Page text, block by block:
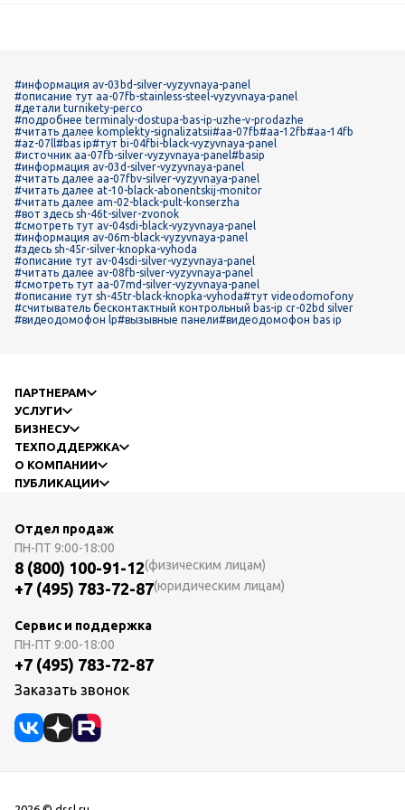
#информация av-03bd-silver-vyzyvnaya-panel
#описание тут aa-07fb-stainless-steel-vyzyvnaya-panel
#детали turnikety-perco
#подробнее terminaly-dostupa-bas-ip-uzhe-v-prodazhe
#читать далее komplekty-signalizatsii#aa-07fb#aa-12fb#aa-14fb
#az-07ll#bas ip#тут bi-04fbi-black-vyzyvnaya-panel
#источник aa-07fb-silver-vyzyvnaya-panel#basip
#информация av-03d-silver-vyzyvnaya-panel
#читать далее aa-07fbv-silver-vyzyvnaya-panel
#читать далее at-10-black-abonentskij-monitor
#читать далее am-02-black-pult-konserzha
#вот здесь sh-46t-silver-zvonok
#смотреть тут av-04sdi-black-vyzyvnaya-panel
#информация av-06m-black-vyzyvnaya-panel
#здесь sh-45r-silver-knopka-vyhoda
#описание тут av-04sdi-silver-vyzyvnaya-panel
#читать далее av-08fb-silver-vyzyvnaya-panel
#смотреть тут aa-07md-silver-vyzyvnaya-panel
#описание тут sh-45tr-black-knopka-vyhoda#тут videodomofony
#считыватель бесконтактный контрольный bas-ip cr-02bd silver
#видеодомофон lp#вызывные панели#видеодомофон bas ip
ПАРТНЕРАМ
УСЛУГИ
БИЗНЕСУ
ТЕХПОДДЕРЖКА
О КОМПАНИИ
ПУБЛИКАЦИИ
Отдел продаж
ПН-ПТ 9:00-18:00
8 (800) 100-91-12(физическим лицам)
+7 (495) 783-72-87(юридическим лицам)
Сервис и поддержка
ПН-ПТ 9:00-18:00
+7 (495) 783-72-87
Заказать звонок